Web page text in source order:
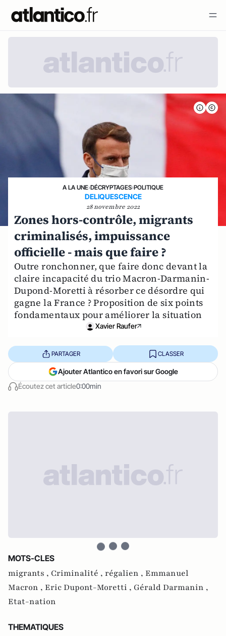
A LA UNE›DÉCRYPTAGES›POLITIQUE
DELIQUESCENCE
28 novembre 2022
Zones hors-contrôle, migrants
criminalisés, impuissance
officielle - mais que faire ?
Outre ronchonner, que faire donc devant la
claire incapacité du trio Macron-Darmanin-
Dupond-Moretti à résorber ce désordre qui
gagne la France ? Proposition de six points
fondamentaux pour améliorer la situation
Xavier Raufer
Écoutez cet article0:00min
PARTAGER CLASSER
Ajouter Atlantico en favori sur Google
MOTS-CLES
migrants , Criminalité , régalien , Emmanuel
Macron , Eric Dupont-Moretti , Gérald Darmanin ,
Etat-nation
THEMATIQUES